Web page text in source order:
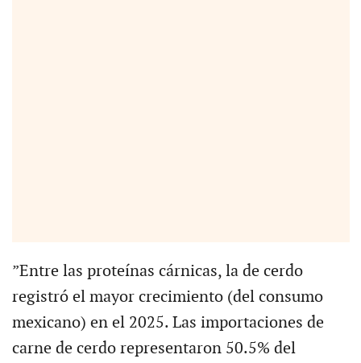
”Entre las proteínas cárnicas, la de cerdo
registró el mayor crecimiento (del consumo
mexicano) en el 2025. Las importaciones de
carne de cerdo representaron 50.5% del